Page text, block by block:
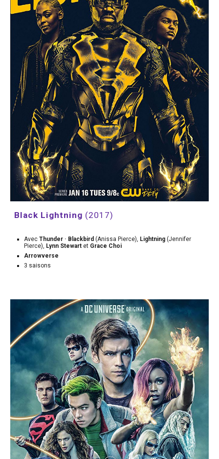
Black Lightning (2017)
Avec Thunder · Blackbird (Anissa Pierce), Lightning (Jennifer
Pierce), Lynn Stewart et Grace Choi
Arrowverse
3 saisons